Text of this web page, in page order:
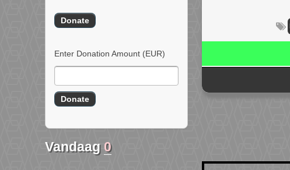
Enter Donation Amount (EUR)
Vandaag 0